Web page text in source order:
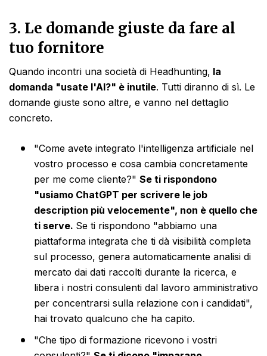
3. Le domande giuste da fare al
tuo fornitore
Quando incontri una società di Headhunting, la
domanda "usate l'AI?" è inutile. Tutti diranno di sì. Le
domande giuste sono altre, e vanno nel dettaglio
concreto.
"Come avete integrato l'intelligenza artificiale nel
vostro processo e cosa cambia concretamente
per me come cliente?" Se ti rispondono
"usiamo ChatGPT per scrivere le job
description più velocemente", non è quello che
ti serve. Se ti rispondono "abbiamo una
piattaforma integrata che ti dà visibilità completa
sul processo, genera automaticamente analisi di
mercato dai dati raccolti durante la ricerca, e
libera i nostri consulenti dal lavoro amministrativo
per concentrarsi sulla relazione con i candidati",
hai trovato qualcuno che ha capito.
"Che tipo di formazione ricevono i vostri